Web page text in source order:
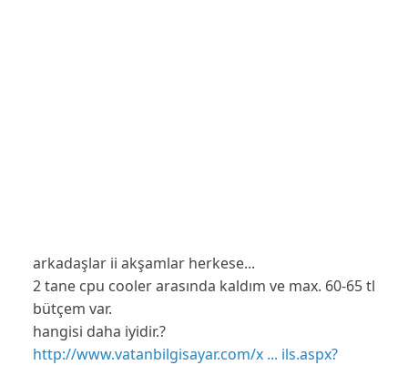
arkadaşlar ii akşamlar herkese...
2 tane cpu cooler arasında kaldım ve max. 60-65 tl
bütçem var.
hangisi daha iyidir.?
http://www.vatanbilgisayar.com/x ... ils.aspx?